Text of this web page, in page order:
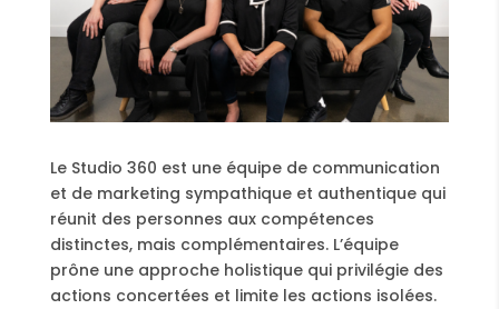
Le Studio 360 est une équipe de communication
et de marketing sympathique et authentique qui
réunit des personnes aux compétences
distinctes, mais complémentaires. L’équipe
prône une approche holistique qui privilégie des
actions concertées et limite les actions isolées.